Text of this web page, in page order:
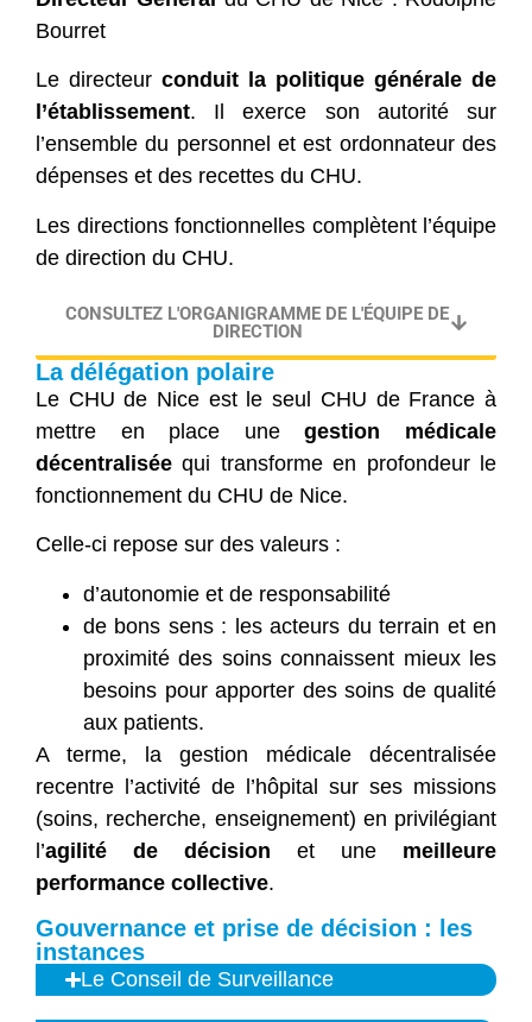
Bourret
Le directeur conduit la politique générale de
l’établissement. Il exerce son autorité sur
l’ensemble du personnel et est ordonnateur des
dépenses et des recettes du CHU.
Les directions fonctionnelles complètent l’équipe
de direction du CHU.
CONSULTEZ L'ORGANIGRAMME DE L'ÉQUIPE DE
DIRECTION
La délégation polaire
Le CHU de Nice est le seul CHU de France à
mettre en place unegestion médicale
décentralisée qui transforme en profondeur le
fonctionnement du CHU de Nice.
Celle-ci repose sur des valeurs :
d’autonomie et de responsabilité
de bons sens : les acteurs du terrain et en
proximité des soins connaissent mieux les
besoins pour apporter des soins de qualité
aux patients.
A terme, la gestion médicale décentralisée
recentre l’activité de l’hôpital sur ses missions
(soins, recherche, enseignement) en privilégiant
l’agilité de décision et une meilleure
performance collective.
Gouvernance et prise de décision : les
instances
Le Conseil de Surveillance